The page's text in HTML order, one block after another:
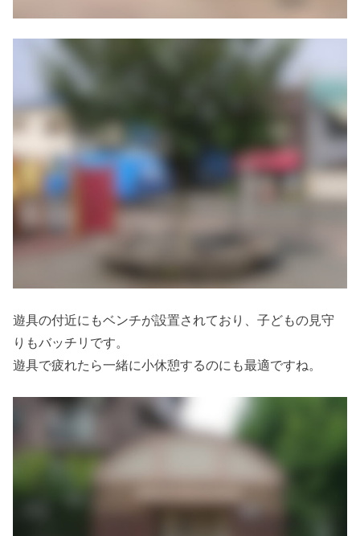
遊具の付近にもベンチが設置されており、子どもの見守
りもバッチリです。
遊具で疲れたら一緒に小休憩するのにも最適ですね。